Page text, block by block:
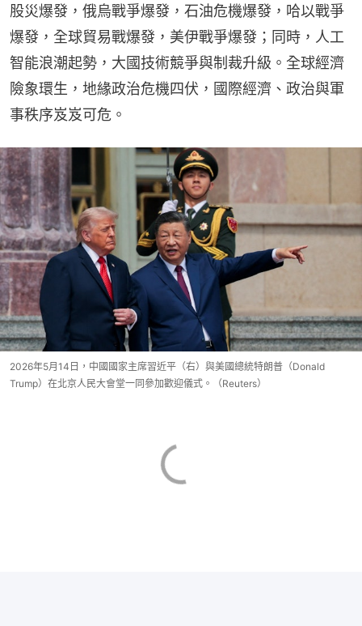
股災爆發，俄烏戰爭爆發，石油危機爆發，哈以戰爭
爆發，全球貿易戰爆發，美伊戰爭爆發；同時，人工
智能浪潮起勢，大國技術競爭與制裁升級。全球經濟
險象環生，地緣政治危機四伏，國際經濟、政治與軍
事秩序岌岌可危。
2026年5月14日，中國國家主席習近平（右）與美國總統特朗普（Donald
Trump）在北京人民大會堂一同參加歡迎儀式。（Reuters）